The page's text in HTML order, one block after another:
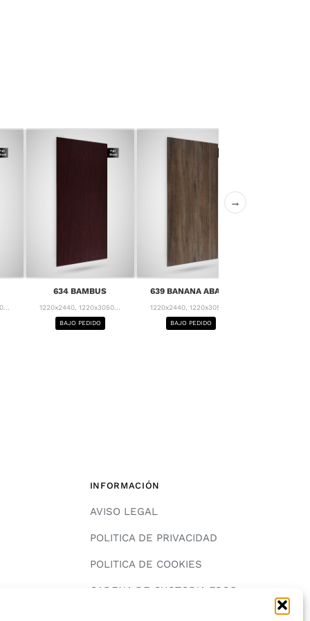
634 BAMBUS
1220x2440, 1220x3050...
BAJO PEDIDO
639 BANANA ABACA
1220x2440, 1220x3050...
BAJO PEDIDO
→
INFORMACIÓN
AVISO LEGAL
POLITICA DE PRIVACIDAD
POLITICA DE COOKIES
CADENA DE CUSTODIA FSC®